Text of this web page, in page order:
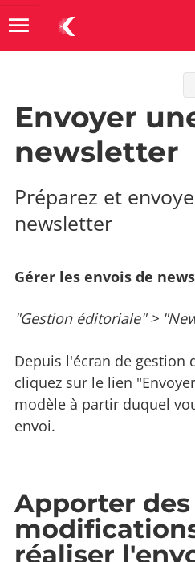
menu
Envoyer
newsletter
Préparez et
newsletter
Gérer les envois de
"Gestion éditoriale" >
Depuis l'écran de gestion
cliquez sur le lien
modèle à partir duquel
envoi.
Apporter des
réaliser